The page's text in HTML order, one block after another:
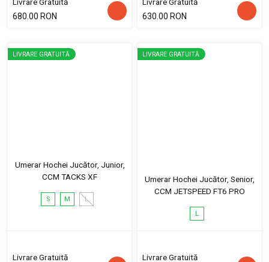
Livrare Gratuită
680.00 RON
Livrare Gratuită
630.00 RON
LIVRARE GRATUITĂ
Umerar Hochei Jucător, Junior,
CCM TACKS XF
S M L
Livrare Gratuită
LIVRARE GRATUITĂ
Umerar Hochei Jucător, Senior,
CCM JETSPEED FT6 PRO
L
Livrare Gratuită